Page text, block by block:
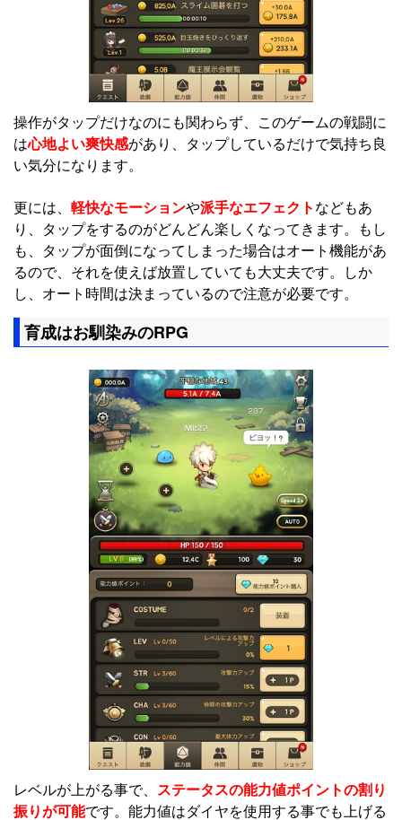
操作がタップだけなのにも関わらず、このゲームの戦闘に
は心地よい爽快感があり、タップしているだけで気持ち良
い気分になります。
更には、 軽快なモーションや派手なエフェクトなどもあ
り、タップをするのがどんどん楽しくなってきます。もし
も、タップが面倒になってしまった場合はオート機能があ
るので、それを使えば放置していても大丈夫です。しか
し、オート時間は決まっているので注意が必要です。
育成はお馴染みのRPG
レベルが上がる事で、 ステータスの能力値ポイントの割り
振りが可能です。能力値はダイヤを使用する事でも上げる